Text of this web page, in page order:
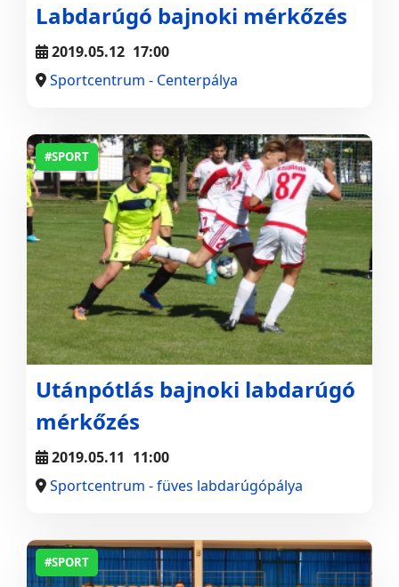
Labdarúgó bajnoki mérkőzés
2019.05.12 17:00
Sportcentrum - Centerpálya
#SPORT
Utánpótlás bajnoki labdarúgó
mérkőzés
2019.05.11 11:00
Sportcentrum - füves labdarúgópálya
#SPORT